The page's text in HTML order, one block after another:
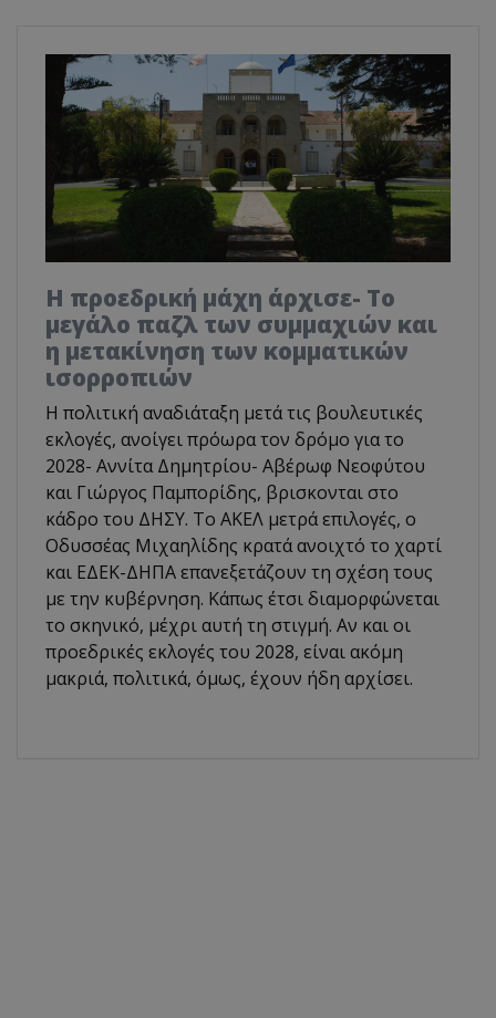
Η προεδρική μάχη άρχισε- Το
μεγάλο παζλ των συμμαχιών και
η μετακίνηση των κομματικών
ισορροπιών
Η πολιτική αναδιάταξη μετά τις βουλευτικές
εκλογές, ανοίγει πρόωρα τον δρόμο για το
2028- Αννίτα Δημητρίου- Αβέρωφ Νεοφύτου
και Γιώργος Παμπορίδης, βρισκονται στο
κάδρο του ΔΗΣΥ. Το ΑΚΕΛ μετρά επιλογές, ο
Οδυσσέας Μιχαηλίδης κρατά ανοιχτό το χαρτί
και ΕΔΕΚ-ΔΗΠΑ επανεξετάζουν τη σχέση τους
με την κυβέρνηση. Κάπως έτσι διαμορφώνεται
το σκηνικό, μέχρι αυτή τη στιγμή. Αν και οι
προεδρικές εκλογές του 2028, είναι ακόμη
μακριά, πολιτικά, όμως, έχουν ήδη αρχίσει.